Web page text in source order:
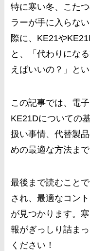
特に寒い冬、こた
ラーが手に入らな
際に、KE21や
と、「代わりにな
えばいいの？」と
この記事では、電
KE21Dについての
扱い事情、代替製
めの最適な方法ま
最後まで読むこと
され、最適なコン
が見つかります。
報がぎっしり詰ま
ください！